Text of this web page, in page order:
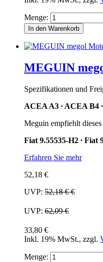
Menge:
In den Warenkorb
MEGUIN
Spezifikationen und
ACEA A3 ∙ ACEA B4
Meguin empfiehlt
Fiat 9.55535-H2 ∙ Fiat
Erfahren Sie mehr
52,18 €
UVP: 52,18 €€
UVP: 62,09 €
33,80 €
Inkl. 19% MwSt., zzgl.
Menge: